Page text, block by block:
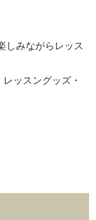
しみながらレッス
ッスングッズ・